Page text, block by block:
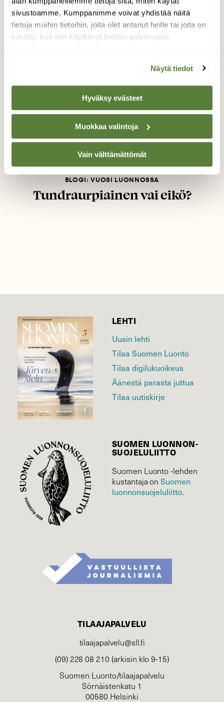
sivustoamme. Kumppanimme voivat yhdistää näitä
tietoja muihin tietoihin, joita olet antanut heille tai joita on
kerätty, kun olet käyttänyt heidän palvelujaan.
Näytä tiedot
Hyväksy evästeet
Muokkaa valintoja
Vain välttämättömät
BLOGI: VUOSI LUONNOSSA
Tundraurpiainen vai eikö?
LEHTI
Uusin lehti
Tilaa Suomen Luonto
Tilaa digilukuoikeus
Äänestä parasta juttua
Tilaa uutiskirje
SUOMEN LUONNON­
SUOJELU­LIITTO
Suomen Luonto -lehden
kustantaja onSuomen
luonnonsuojelu­liitto.
TILAAJAPALVELU
tilaajapalvelu@sll.fi
(09) 228 08 210 (arkisin klo 9-15)
Suomen Luonto/tilaajapalvelu
Sörnäistenkatu 1
00580 Helsinki